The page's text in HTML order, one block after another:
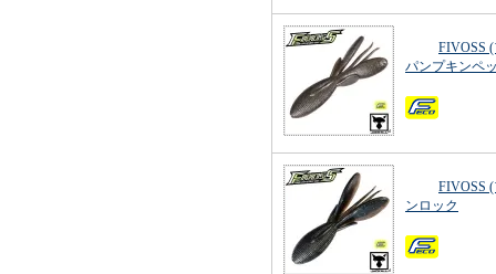
FIVOSS
パンプキンペ
FIVOSS
ンロック